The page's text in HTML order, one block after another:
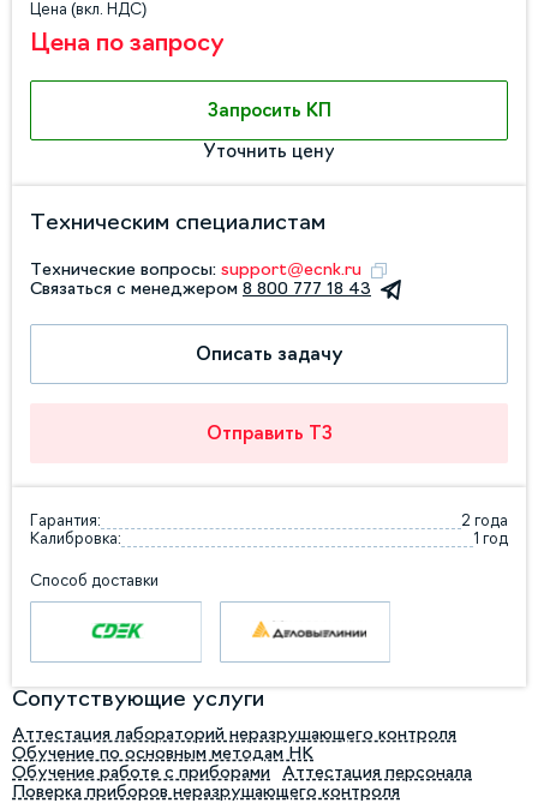
Цена (вкл. НДС)
Цена по запросу
Запросить КП
Уточнить цену
Техническим специалистам
Технические вопросы: support@ecnk.ru
Связаться с менеджером 8 800 777 18 43
Описать задачу
Отправить ТЗ
Гарантия:
2 года
Калибровка:
1 год
Способ доставки
Сопутствующие услуги
Аттестация лабораторий неразрушающего контроля
Обучение по основным методам НК
Обучение работе с приборами
Аттестация персонала
Поверка приборов неразрушающего контроля